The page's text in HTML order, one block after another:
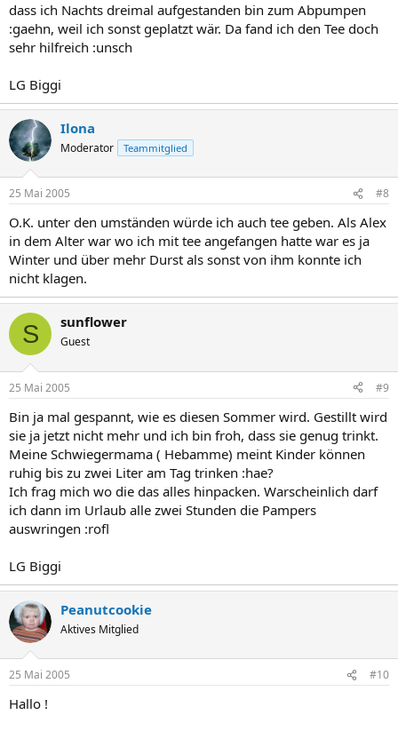
dass ich Nachts dreimal aufgestanden bin zum Abpumpen
:gaehn, weil ich sonst geplatzt wär. Da fand ich den Tee doch
sehr hilfreich :unsch
LG Biggi
Ilona
Moderator Teammitglied
25 Mai 2005 #8
O.K. unter den umständen würde ich auch tee geben. Als Alex
in dem Alter war wo ich mit tee angefangen hatte war es ja
Winter und über mehr Durst als sonst von ihm konnte ich
nicht klagen.
S sunflower
Guest
25 Mai 2005 #9
Bin ja mal gespannt, wie es diesen Sommer wird. Gestillt wird
sie ja jetzt nicht mehr und ich bin froh, dass sie genug trinkt.
Meine Schwiegermama ( Hebamme) meint Kinder können
ruhig bis zu zwei Liter am Tag trinken :hae?
Ich frag mich wo die das alles hinpacken. Warscheinlich darf
ich dann im Urlaub alle zwei Stunden die Pampers
auswringen :rofl
LG Biggi
Peanutcookie
Aktives Mitglied
25 Mai 2005 #10
Hallo !